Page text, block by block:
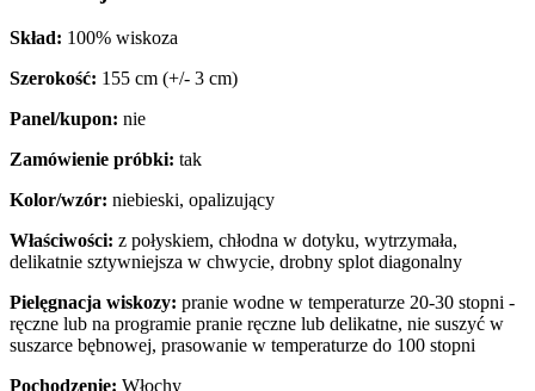
Skład: 100% wiskoza
Szerokość: 155 cm (+/- 3 cm)
Panel/kupon: nie
Zamówienie próbki: tak
Kolor/wzór: niebieski, opalizujący
Właściwości: z połyskiem, chłodna w dotyku, wytrzymała,
delikatnie sztywniejsza w chwycie, drobny splot diagonalny
Pielęgnacja wiskozy: pranie wodne w temperaturze 20-30 stopni -
ręczne lub na programie pranie ręczne lub delikatne, nie suszyć w
suszarce bębnowej, prasowanie w temperaturze do 100 stopni
Pochodzenie: Włochy